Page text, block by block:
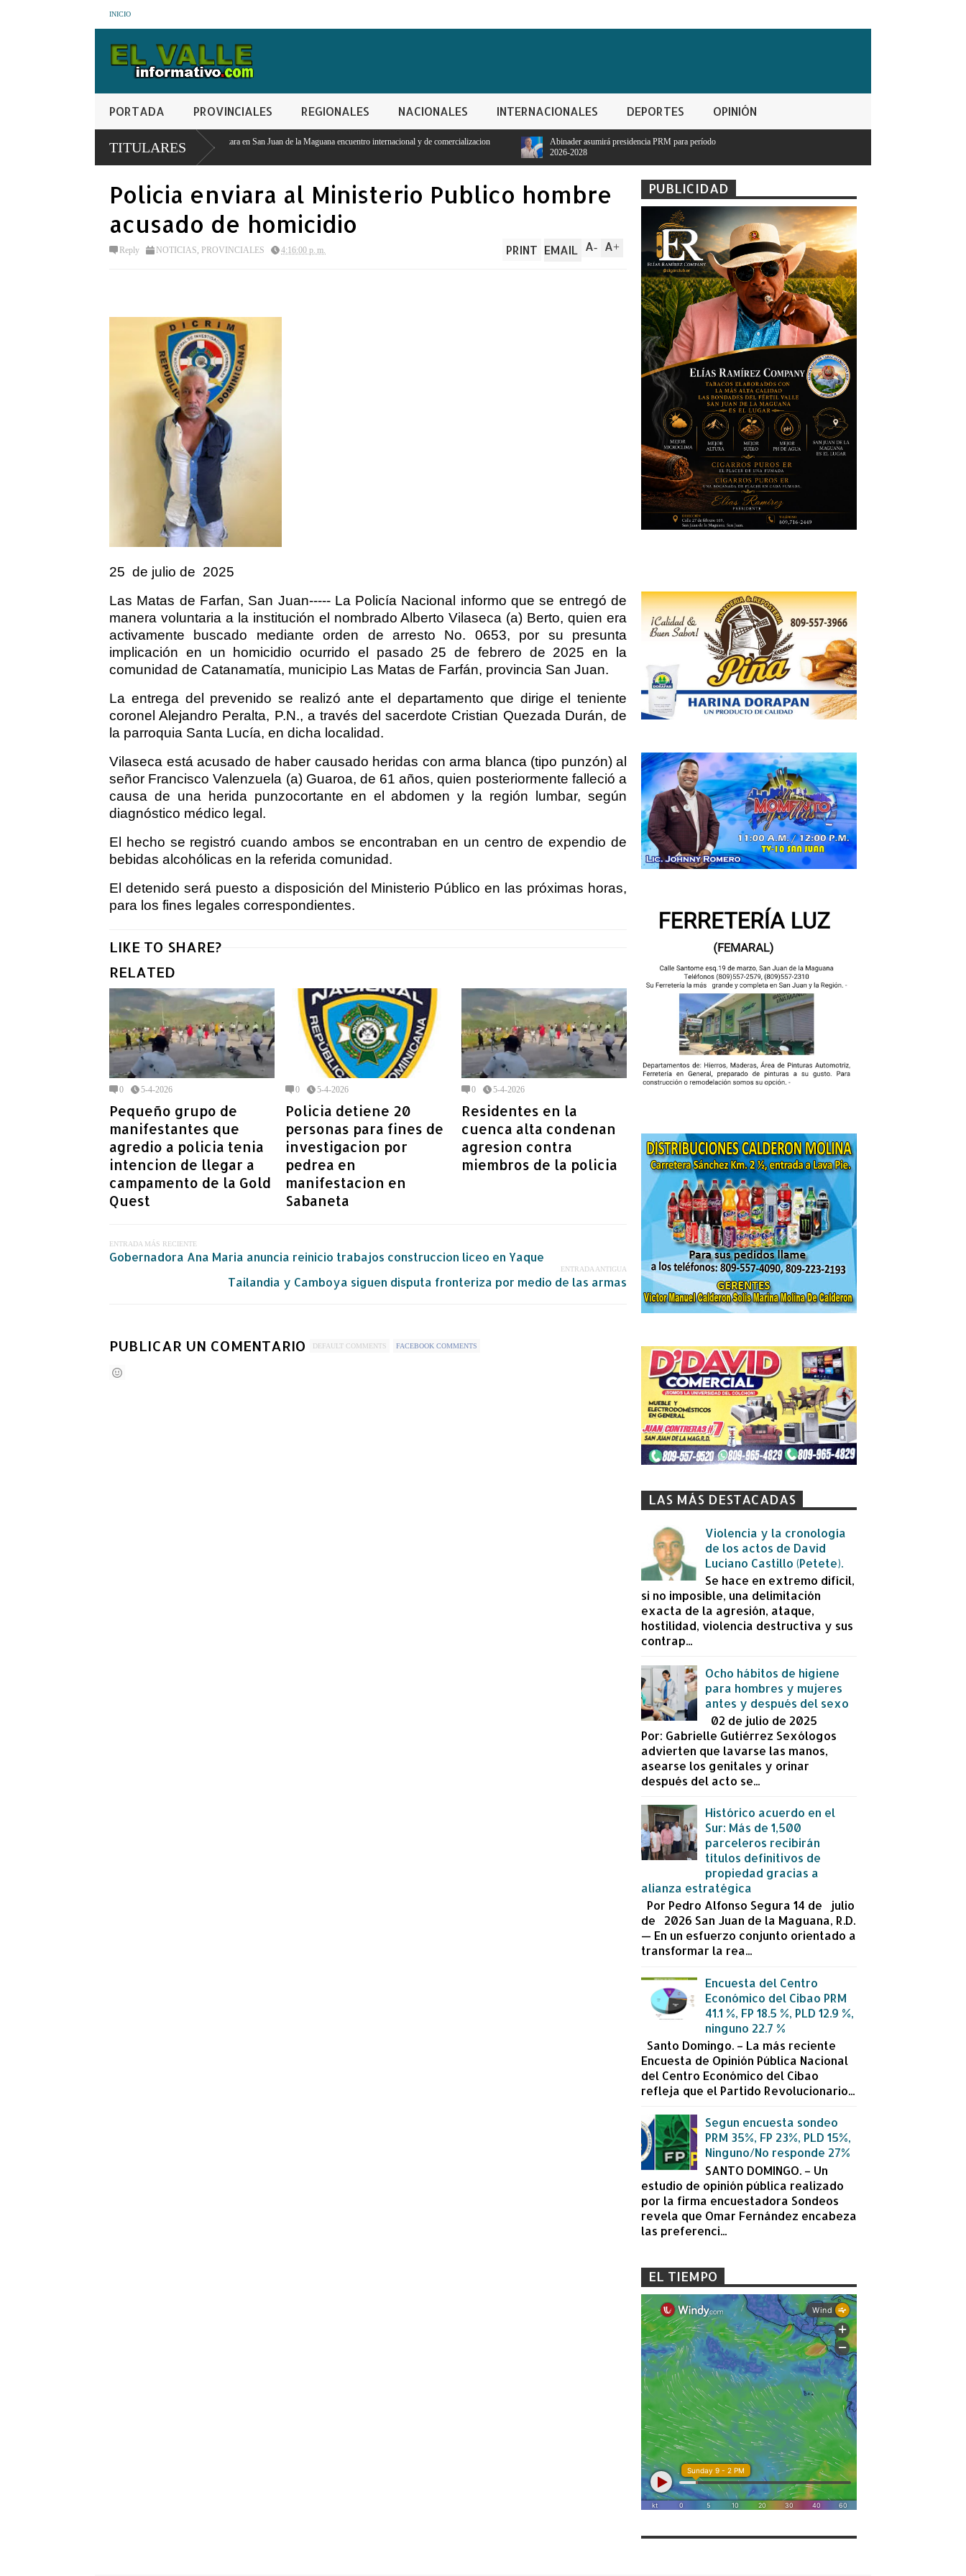
INICIO
PORTADA PROVINCIALES REGIONALES NACIONALES INTERNACIONALES DEPORTES OPINIÓN
TITULARES
Consorcio de Productores realizara en San Juan de la Maguana encuentro internacional y de comercializacion
Abinader asumirá presidencia PRM para período
Policia enviara al Ministerio Publico hombre
acusado de homicidio
Reply NOTICIAS, PROVINCIALES 4:16:00 p. m. A+
A-
PRINT EMAIL
25 de julio de 2025
Las Matas de Farfan, San Juan----- La Policía Nacional informo que se entregó de
manera voluntaria a la institución el nombrado Alberto Vilaseca (a) Berto, quien era
activamente buscado mediante orden de arresto No. 0653, por su presunta
implicación en un homicidio ocurrido el pasado 25 de febrero de 2025 en la
comunidad de Catanamatía, municipio Las Matas de Farfán, provincia San Juan.
La entrega del prevenido se realizó ante el departamento que dirige el teniente
coronel Alejandro Peralta, P.N., a través del sacerdote Cristian Quezada Durán, de
la parroquia Santa Lucía, en dicha localidad.
Vilaseca está acusado de haber causado heridas con arma blanca (tipo punzón) al
señor Francisco Valenzuela (a) Guaroa, de 61 años, quien posteriormente falleció a
causa de una herida punzocortante en el abdomen y la región lumbar, según
diagnóstico médico legal.
El hecho se registró cuando ambos se encontraban en un centro de expendio de
bebidas alcohólicas en la referida comunidad.
El detenido será puesto a disposición del Ministerio Público en las próximas horas,
para los fines legales correspondientes.
LIKE TO SHARE?
RELATED
0 5-4-2026
Pequeño grupo de
manifestantes que
agredio a policia tenia
intencion de llegar a
campamento de la Gold
Quest
0 5-4-2026
Policia detiene 20
personas para fines de
investigacion por
pedrea en
manifestacion en
Sabaneta
0 5-4-2026
Residentes en la
cuenca alta condenan
agresion contra
miembros de la policia
ENTRADA MÁS RECIENTE
Gobernadora Ana Maria anuncia reinicio trabajos construccion liceo en Yaque
ENTRADA ANTIGUA
Tailandia y Camboya siguen disputa fronteriza por medio de las armas
PUBLICAR UN COMENTARIO DEFAULT COMMENTS FACEBOOK COMMENTS
PUBLICIDAD
LAS MÁS DESTACADAS
Violencia y la cronología
de los actos de David
Luciano Castillo (Petete).
Se hace en extremo difícil,
si no imposible, una delimitación
exacta de la agresión, ataque,
hostilidad, violencia destructiva y sus
contrap...
Ocho hábitos de higiene
para hombres y mujeres
antes y después del sexo
02 de julio de 2025
Por: Gabrielle Gutiérrez Sexólogos
advierten que lavarse las manos,
asearse los genitales y orinar
después del acto se...
Histórico acuerdo en el
Sur: Más de 1,500
parceleros recibirán
títulos definitivos de
propiedad gracias a
alianza estratégica
Por Pedro Alfonso Segura 14 de julio
de 2026 San Juan de la Maguana, R.D.
— En un esfuerzo conjunto orientado a
transformar la rea...
Encuesta del Centro
Económico del Cibao PRM
41.1 %, FP 18.5 %, PLD 12.9 %,
ninguno 22.7 %
Santo Domingo. – La más reciente
Encuesta de Opinión Pública Nacional
del Centro Económico del Cibao
refleja que el Partido Revolucionario...
Segun encuesta sondeo
PRM 35%, FP 23%, PLD 15%,
Ninguno/No responde 27%
SANTO DOMINGO. – Un
estudio de opinión pública realizado
por la firma encuestadora Sondeos
revela que Omar Fernández encabeza
las preferenci...
EL TIEMPO